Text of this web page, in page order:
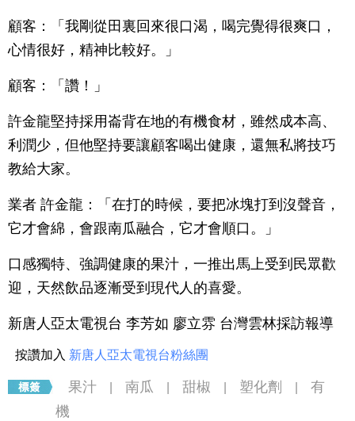
顧客：「我剛從田裏回來很口渴，喝完覺得很爽口，
心情很好，精神比較好。」
顧客：「讚！」
許金龍堅持採用崙背在地的有機食材，雖然成本高、
利潤少，但他堅持要讓顧客喝出健康，還無私將技巧
教給大家。
業者 許金龍：「在打的時候，要把冰塊打到沒聲音，
它才會綿，會跟南瓜融合，它才會順口。」
口感獨特、強調健康的果汁，一推出馬上受到民眾歡
迎，天然飲品逐漸受到現代人的喜愛。
新唐人亞太電視台 李芳如 廖立雰 台灣雲林採訪報導
按讚加入 新唐人亞太電視台粉絲團
果汁 南瓜 甜椒 塑化劑
有
機